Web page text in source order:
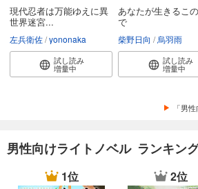
現代忍者は万能ゆえに異
世界迷宮...
左兵衛佐 yononaka
試し読み
増量中
あなたが生きるこ
で
柴野日向 烏羽雨
試し読み
増量中
「男
男性向けライトノベル ランキン
1位 2位